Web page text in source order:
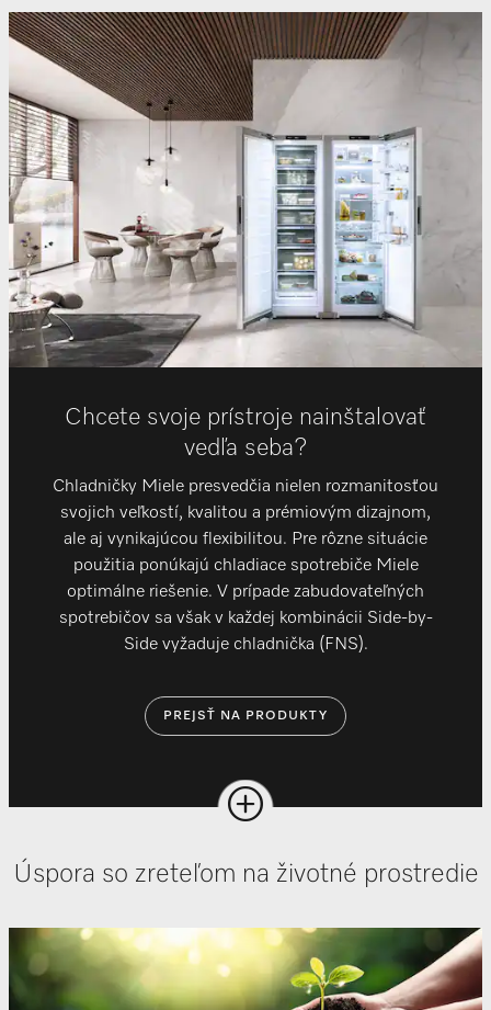
Chcete svoje prístroje nainštalovať
vedľa seba?
Chladničky Miele presvedčia nielen rozmanitosťou
svojich veľkostí, kvalitou a prémiovým dizajnom,
ale aj vynikajúcou flexibilitou. Pre rôzne situácie
použitia ponúkajú chladiace spotrebiče Miele
optimálne riešenie. V prípade zabudovateľných
spotrebičov sa však v každej kombinácii Side-by-
Side vyžaduje chladnička (FNS).
PREJSŤ NA PRODUKTY
Úspora so zreteľom na životné prostredie